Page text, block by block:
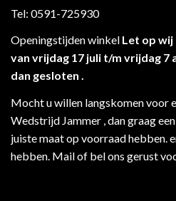
Tel: 0591-725930
Openingstijden winkel Let op
van vrijdag 17 juli t/m vrijdag 7
dan gesloten .
Mocht u willen langskomen voor
Wedstrijd Jammer , dan graag
juiste maat op voorraad hebben.
hebben. Mail of bel ons gerust